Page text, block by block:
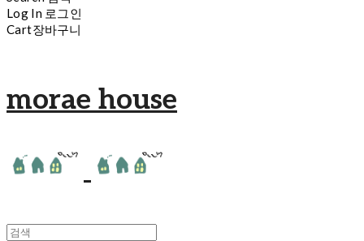
Log In 로그인
Cart장바구니
morae house